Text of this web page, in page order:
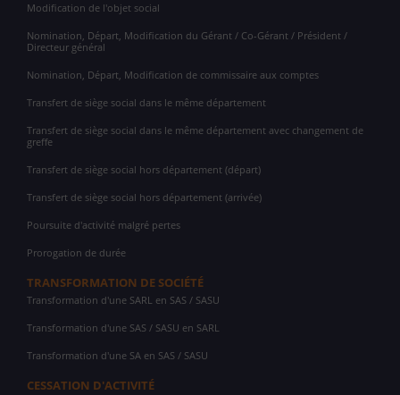
Modification de l'objet social
Nomination, Départ, Modification du Gérant / Co-Gérant / Président /
Directeur général
Nomination, Départ, Modification de commissaire aux comptes
Transfert de siège social dans le même département
Transfert de siège social dans le même département avec changement de
greffe
Transfert de siège social hors département (départ)
Transfert de siège social hors département (arrivée)
Poursuite d'activité malgré pertes
Prorogation de durée
TRANSFORMATION DE SOCIÉTÉ
Transformation d'une SARL en SAS / SASU
Transformation d'une SAS / SASU en SARL
Transformation d'une SA en SAS / SASU
CESSATION D'ACTIVITÉ